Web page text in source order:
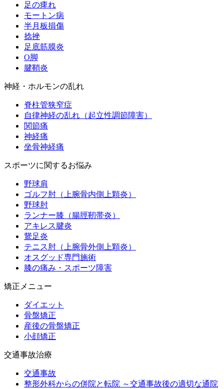
足の痺れ
モートン病
半月板損傷
捻挫
足底筋膜炎
O脚
腱鞘炎
神経・ホルモンの乱れ
脊柱管狭窄症
自律神経の乱れ（起立性調節障害）
関節痛
神経痛
坐骨神経痛
スポーツに関するお悩み
野球肩
ゴルフ肘（上腕骨内側上顆炎）
野球肘
ランナー膝（腸脛靭帯炎）
アキレス腱炎
鵞足炎
テニス肘（上腕骨外側上顆炎）
オスグッド専門施術
膝の痛み・スポーツ障害
矯正メニュー
ダイエット
骨盤矯正
産後の骨盤矯正
小顔矯正
交通事故治療
交通事故
整形外科からの併院と転院 ～交通事故後の適切な通院